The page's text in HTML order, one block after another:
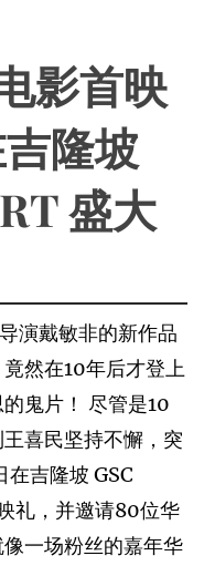
影首映
隆坡
盛大
演戴敏非的新作品
然在10年后才登上
鬼片！ 尽管是10
喜民坚持不懈，突
吉隆坡 GSC
礼，并邀请80位华
一场粉丝的嘉年华